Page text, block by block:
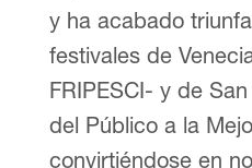
y ha acabado
festivales de
FRIPESCI- y de
del Público a la
convirtiéndose en